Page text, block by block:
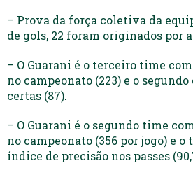
– Prova da força coletiva da
de gols, 22 foram originados por
– O Guarani é o terceiro time
no campeonato (223) e o
certas (87).
– O Guarani é o segundo time
no campeonato (356 por jogo) e
índice de precisão nos passes